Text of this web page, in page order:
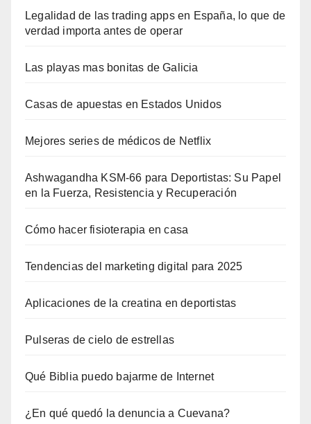
Legalidad de las trading apps en España, lo que de
verdad importa antes de operar
Las playas mas bonitas de Galicia
Casas de apuestas en Estados Unidos
Mejores series de médicos de Netflix
Ashwagandha KSM-66 para Deportistas: Su Papel
en la Fuerza, Resistencia y Recuperación
Cómo hacer fisioterapia en casa
Tendencias del marketing digital para 2025
Aplicaciones de la creatina en deportistas
Pulseras de cielo de estrellas
Qué Biblia puedo bajarme de Internet
¿En qué quedó la denuncia a Cuevana?